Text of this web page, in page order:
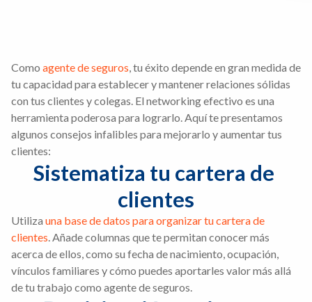
Como agente de seguros, tu éxito depende en gran medida de
tu capacidad para establecer y mantener relaciones sólidas
con tus clientes y colegas. El networking efectivo es una
herramienta poderosa para lograrlo. Aquí te presentamos
algunos consejos infalibles para mejorarlo y aumentar tus
clientes:
Sistematiza tu cartera de
clientes
Utiliza una base de datos para organizar tu cartera de
clientes. Añade columnas que te permitan conocer más
acerca de ellos, como su fecha de nacimiento, ocupación,
vínculos familiares y cómo puedes aportarles valor más allá
de tu trabajo como agente de seguros.